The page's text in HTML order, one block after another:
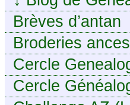
de généalogie
Brèves d’antan
Broderies
Cercle
l’Aveyron
Cercle